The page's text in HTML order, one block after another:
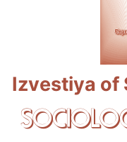
Izvestiya of